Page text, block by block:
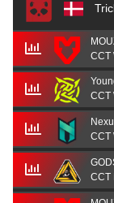
CCT
CCT
CCT
CCT